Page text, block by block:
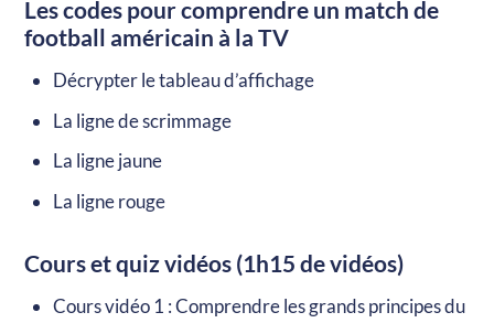
Les codes pour comprendre un match de
football américain à la TV
Décrypter le tableau d’affichage
La ligne de scrimmage
La ligne jaune
La ligne rouge
Cours et quiz vidéos (1h15 de vidéos)
Cours vidéo 1 : Comprendre les grands principes du